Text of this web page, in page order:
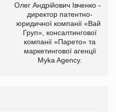
Олег Андрійович Івченко —
директор патентно-
юридичної компанії «Вайз
Груп», консалтингової
компанії «Парето» та
маркетингової агенції
Myka Agency.